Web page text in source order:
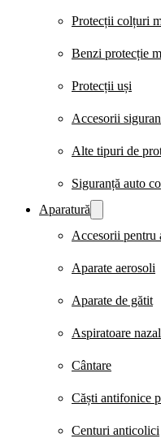
Protecții colțuri
Benzi protecție
Protecții uși
Accesorii
Alte tipuri de
Siguranță auto
Aparatură
Accesorii pentru
Aparate aerosoli
Aparate de gătit
Aspiratoare
Cântare
Căști antifonice
Centuri anticolici